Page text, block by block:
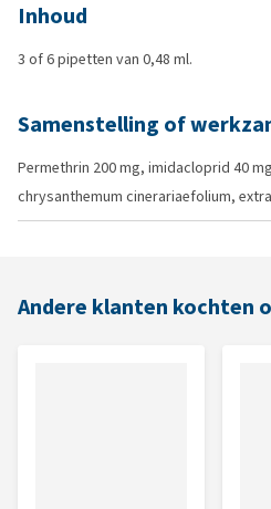
Inhoud
3 of 6 pipetten van 0,48 ml.
Samenstelling of
Permethrin 200 mg, imidacloprid 40
chrysanthemum cinerariaefolium,
Andere klanten kochten